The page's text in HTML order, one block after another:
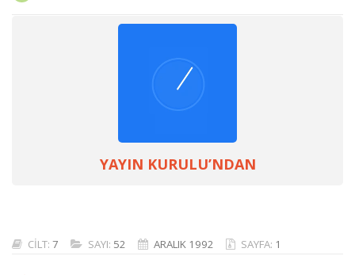
YAYIN KURULU’NDAN
CİLT: 7 SAYI: 52 ARALIK 1992 SAYFA: 1